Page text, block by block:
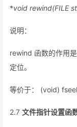
*void rewind(FILE
说明：
rewind 函数的作用
定位。
等价于： (void)
2.7 文件指针设置函